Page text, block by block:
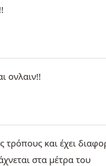
ονλαιν!!
τρόπους και έχει
στα μέτρα του